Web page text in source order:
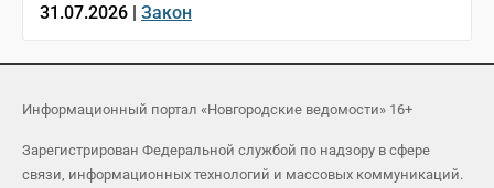
31.07.2026 | Закон
Информационный портал «Новгородские ведомости» 16+
Зарегистрирован Федеральной службой по надзору в сфере
связи, информационных технологий и массовых коммуникаций.